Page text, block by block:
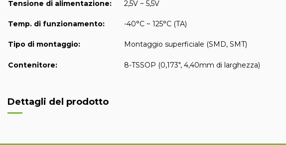
Tensione di alimentazione: 2,5V ~ 5,5V
Temp. di funzionamento: -40°C ~ 125°C (TA)
Tipo di montaggio: Montaggio superficiale (SMD, SMT)
Contenitore: 8-TSSOP (0,173", 4,40mm di larghezza)
Dettagli del prodotto